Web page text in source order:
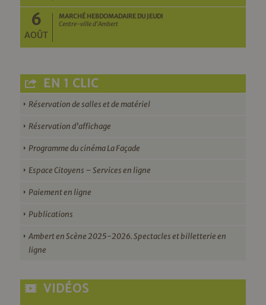
6
AOÛT
MARCHÉ HEBDOMADAIRE DU JEUDI
Centre-ville d'Ambert
EN 1 CLIC
Réservation de salles et de matériel
Réservation d’affichage
Programme du cinéma La Façade
Espace Citoyens – Services en ligne
Paiement en ligne
Publications
Ambert en Scène 2025-2026. Spectacles et billetterie en
ligne
VIDÉOS